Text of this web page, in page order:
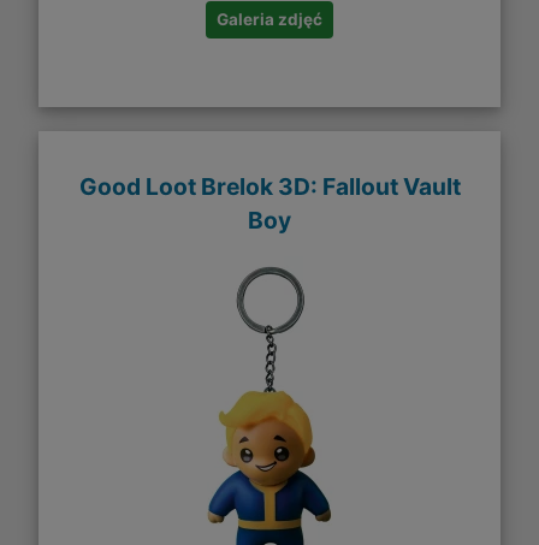
Galeria zdjęć
Good Loot Brelok 3D: Fallout Vault
Boy